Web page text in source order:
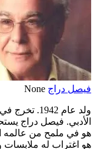
فيصل دراج None
ولد عام
الأدبي. فيصل دراج
هو في ملمح من عالمه
هو اغتراب له ملابسات